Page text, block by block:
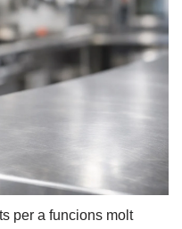
per a funcions molt